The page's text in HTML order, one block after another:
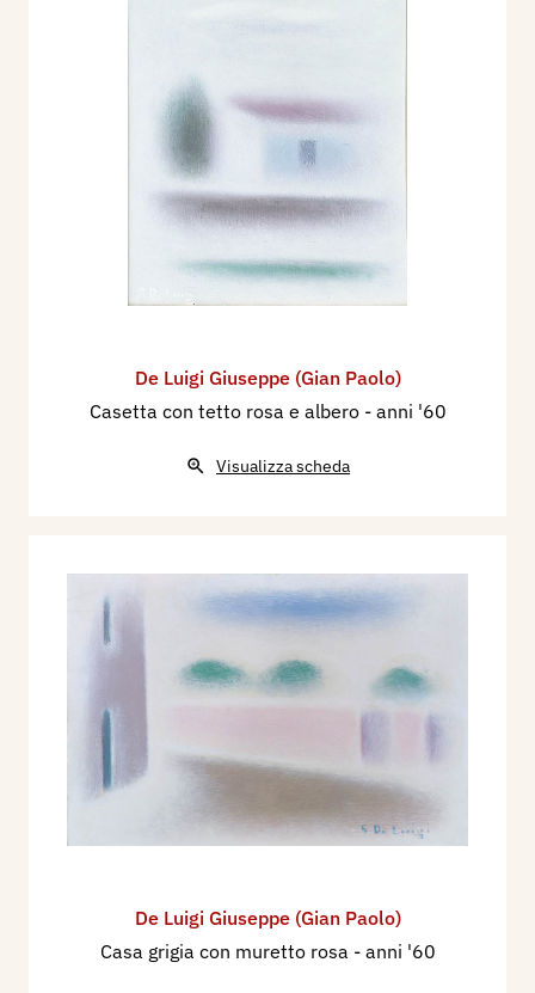
De Luigi Giuseppe (Gian Paolo)
Casetta con tetto rosa e albero - anni '60
Visualizza scheda
De Luigi Giuseppe (Gian Paolo)
Casa grigia con muretto rosa - anni '60